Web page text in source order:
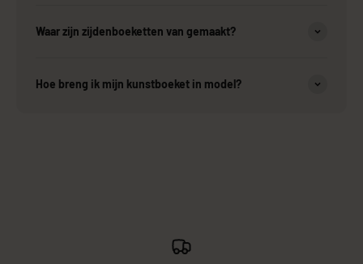
Waar zijn zijdenboeketten van gemaakt?
Hoe breng ik mijn kunstboeket in model?